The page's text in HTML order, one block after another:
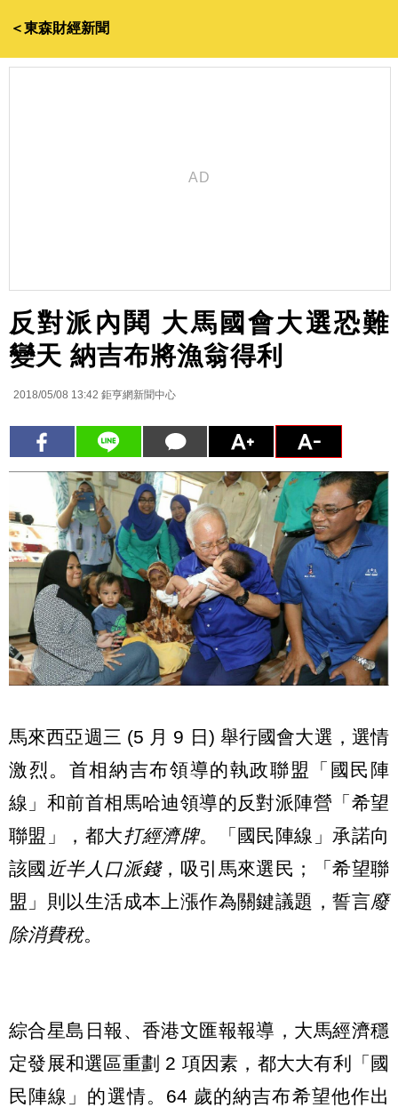
＜東森財經新聞
反對派內鬨 大馬國會大選恐難
變天 納吉布將漁翁得利
2018/05/08 13:42 鉅亨網新聞中心
馬來西亞週三 (5 月 9 日) 舉行國會大選，選情
激烈。首相納吉布領導的執政聯盟「國民陣
線」和前首相馬哈迪領導的反對派陣營「希望
聯盟」，都大打經濟牌。「國民陣線」承諾向
該國 近半人口派錢，吸引馬來選民；「希望聯
盟」則以生活成本上漲作為關鍵議題，誓言廢
除消費稅。
綜合星島日報、香港文匯報報導，大馬經濟穩
定發展和選區重劃 2 項因素，都大大有利「國
民陣線」的選情。64 歲的納吉布希望他作出